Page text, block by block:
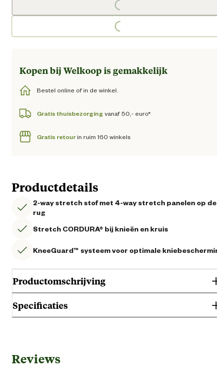
Loading...
Loading...
Kopen bij Welkoop is gemakkelijk
Bestel online of in de winkel.
Gratis thuisbezorging vanaf 50,- euro*
Gratis retourin ruim 160 winkels
Productdetails
2-way stretch stof met 4-way stretch panelen op de
rug
Stretch CORDURA® bij knieën en kruis
KneeGuard™ systeem voor optimale
Productomschrijving
Specificaties
Geschikt voor geslacht
Reviews